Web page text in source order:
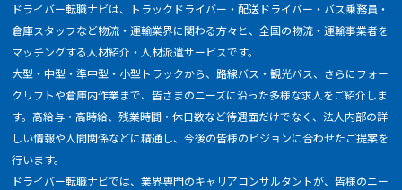
ドライバー転職ナビは、トラックドライバー・配送ドライバー・バス乗務員・
倉庫スタッフなど物流・運輸業界に関わる方々と、全国の物流・運輸事業者を
マッチングする人材紹介・人材派遣サービスです。
大型・中型・準中型・小型トラックから、路線バス・観光バス、さらにフォー
クリフトや倉庫内作業まで、皆さまのニーズに沿った多様な求人をご紹介しま
す。高給与・高時給、残業時間・休日数など待遇面だけでなく、法人内部の詳
しい情報や人間関係などに精通し、今後の皆様のビジョンに合わせたご提案を
行います。
ドライバー転職ナビでは、業界専門のキャリアコンサルタントが、皆様のニー